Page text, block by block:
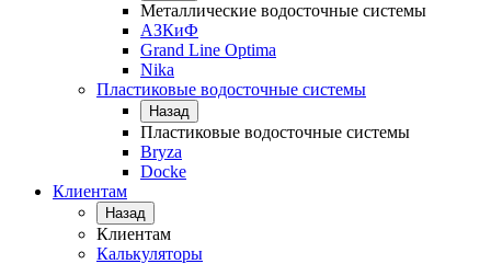
Металлические водосточные системы
АЗКиФ
Grand Line Optima
Nika
Пластиковые водосточные системы
Назад
Пластиковые водосточные системы
Bryza
Docke
Клиентам
Назад
Клиентам
Калькуляторы